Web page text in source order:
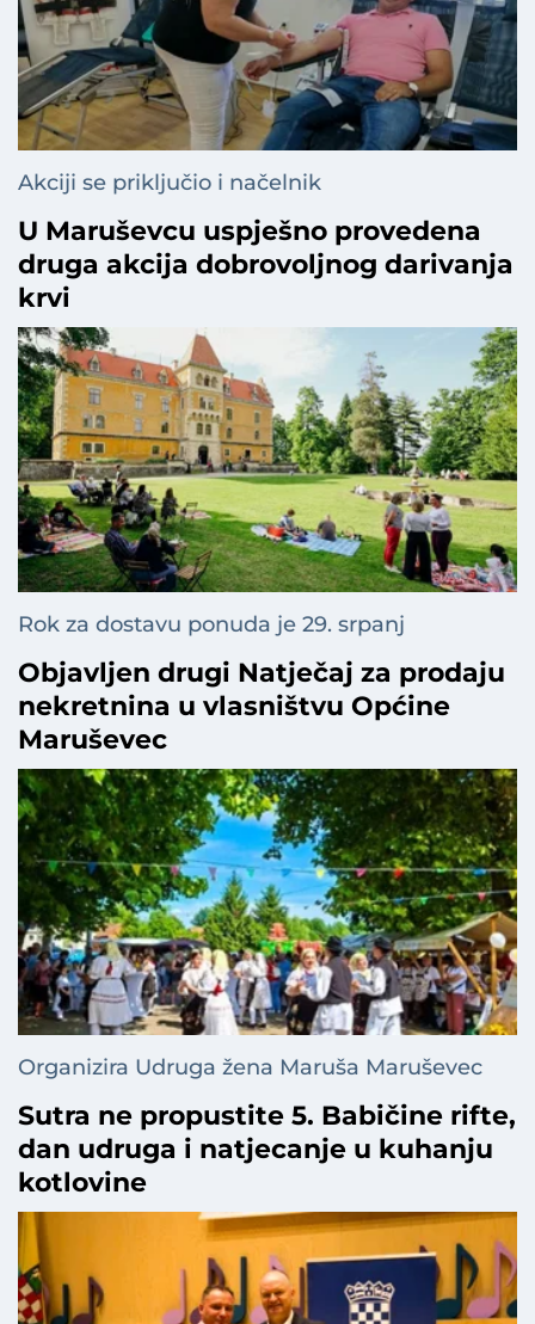
Akciji se priključio i načelnik
U Maruševcu uspješno provedena
druga akcija dobrovoljnog darivanja
krvi
Rok za dostavu ponuda je 29. srpanj
Objavljen drugi Natječaj za prodaju
nekretnina u vlasništvu Općine
Maruševec
Organizira Udruga žena Maruša Maruševec
Sutra ne propustite 5. Babičine rifte,
dan udruga i natjecanje u kuhanju
kotlovine